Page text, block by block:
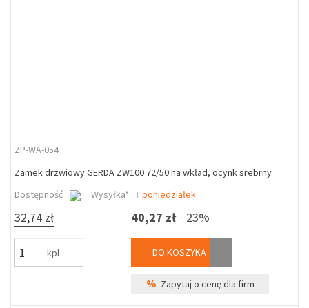
ZP-WA-054
Zamek drzwiowy GERDA ZW100 72/50 na wkład, ocynk srebrny
Dostępność
Wysyłka*: poniedziałek
32,74 zł
kpl
40,27 zł 23%
DO KOSZYKA
% Zapytaj o cenę dla firm